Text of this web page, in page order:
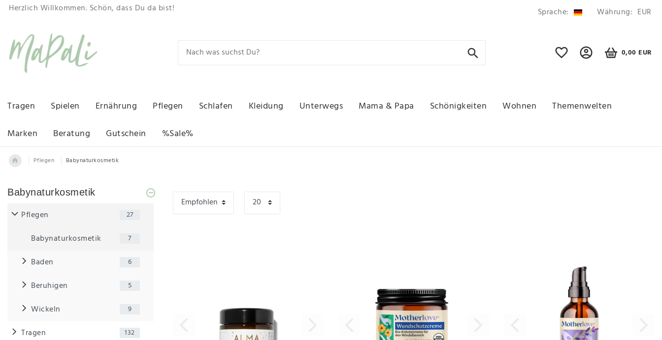
Herzlich Willkommen. Schön, dass Du da bist! Sprache: Währung: EUR
0,00 EUR
Tragen Spielen Ernährung Pflegen Schlafen Kleidung Unterwegs Mama & Papa Schönigkeiten Wohnen
Themenwelten
Marken
Beratung Gutschein %Sale%
Pflegen Babynaturkosmetik
Babynaturkosmetik
Pflegen 27
Babynaturkosmetik 7
Baden 6
Beruhigen 5
Wickeln 9
Tragen 132